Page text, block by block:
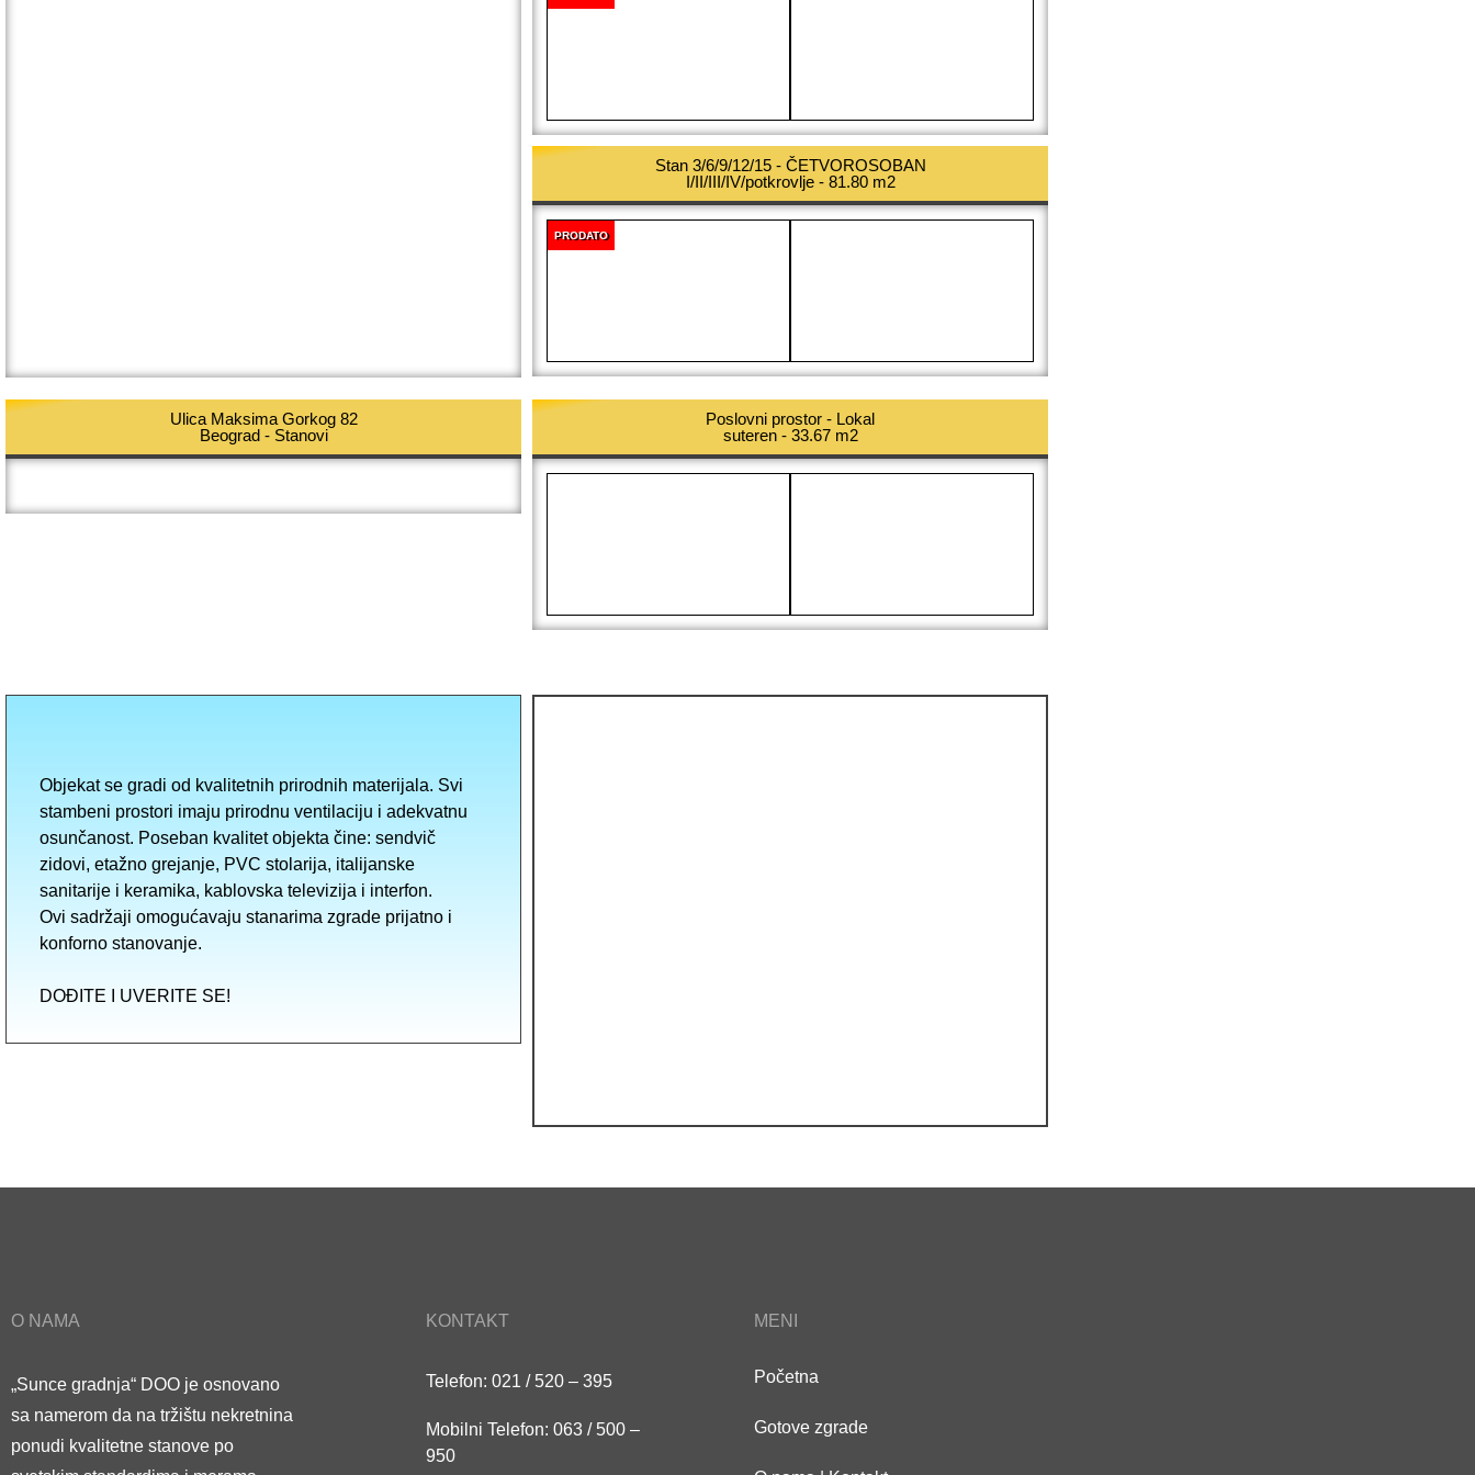
Stan 3/6/9/12/15 - ČETVOROSOBAN
I/II/III/IV/potkrovlje - 81.80 m2
PRODATO
Ulica Maksima Gorkog 82
Beograd - Stanovi
Poslovni prostor - Lokal
suteren - 33.67 m2
Objekat se gradi od kvalitetnih prirodnih materijala. Svi
stambeni prostori imaju prirodnu ventilaciju i adekvatnu
osunčanost. Poseban kvalitet objekta čine: sendvič
zidovi, etažno grejanje, PVC stolarija, italijanske
sanitarije i keramika, kablovska televizija i interfon.
Ovi sadržaji omogućavaju stanarima zgrade prijatno i
konforno stanovanje.
DOĐITE I UVERITE SE!
O NAMA
„Sunce gradnja“ DOO je osnovano
sa namerom da na tržištu nekretnina
ponudi kvalitetne stanove po
KONTAKT
Telefon: 021 / 520 – 395
Mobilni Telefon: 063 / 500 –
950
MENI
Početna
Gotove zgrade